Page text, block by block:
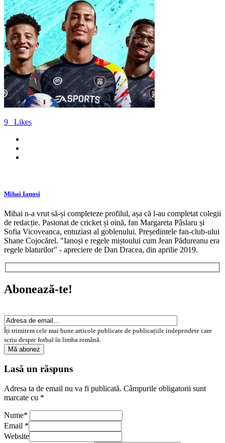
9 Likes
Mihai Ianosi
Mihai n-a vrut să-și completeze profilul, așa că l-au completat colegii
de redacție. Pasionat de cricket și oină, fan Margareta Pâslaru și
Sofia Vicoveanca, entuziast al goblenului. Președintele fan-club-ului
Shane Cojocărel. "Ianoși e regele miștoului cum Jean Pădureanu era
regele blaturilor" - apreciere de Dan Dracea, din aprilie 2019.
Abonează-te!
Îți trimitem cele mai bune articole publicate de publicațiile independete care
scriu despre fotbal în limba română.
Lasă un răspuns
Adresa ta de email nu va fi publicată. Câmpurile obligatorii sunt
marcate cu *
Nume*
Email *
Website